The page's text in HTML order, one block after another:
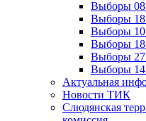
Выборы 08
Выборы 18
Выборы 10
Выборы 18
Выборы 27
Выборы 14
Актуальная
Новости ТИК
Слюдянская